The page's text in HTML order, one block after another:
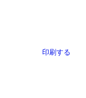
印刷する